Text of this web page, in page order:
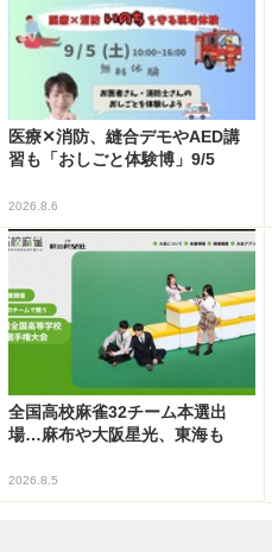
医療✕消防、縫合デモやAED講
習も「おしごと体験博」9/5
2026.8.6
全国高校麻雀32チーム本選出
場…麻布や大阪星光、東海も
2026.8.5